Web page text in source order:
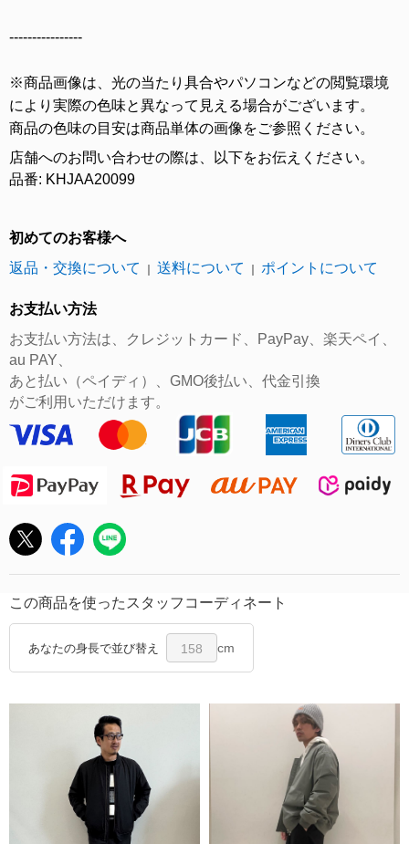
----------------
※商品画像は、光の当たり具合やパソコンなどの閲覧環境
により実際の色味と異なって見える場合がございます。
商品の色味の目安は商品単体の画像をご参照ください。
店舗へのお問い合わせの際は、以下をお伝えください。
品番: KHJAA20099
初めてのお客様へ
返品・交換について
｜ 送料について ｜ ポイントについて
お支払い方法
お支払い方法は、クレジットカード、PayPay、楽天ペイ、
au PAY、
あと払い（ペイディ）、GMO後払い、代金引換
がご利用いただけます。
この商品を使ったスタッフコーディネート
あなたの身長で並び替え 158 cm